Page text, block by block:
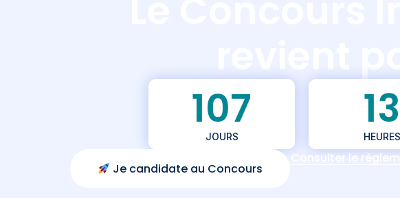
revient
107
JOURS
13
HEURES
Je candidate au Concours
Consulter le